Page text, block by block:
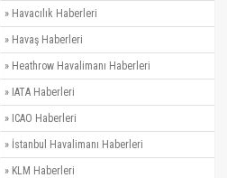
» Havacılık Haberleri
» Havaş Haberleri
» Heathrow Havalimanı Haberleri
» IATA Haberleri
» ICAO Haberleri
» İstanbul Havalimanı Haberleri
» KLM Haberleri